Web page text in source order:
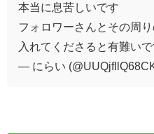
本当に息苦しいです
フォロワーさんとその周
入れてくださると有難いで
— にらい